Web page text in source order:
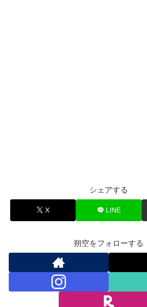
シェアする
X LINE
朔空をフォローする